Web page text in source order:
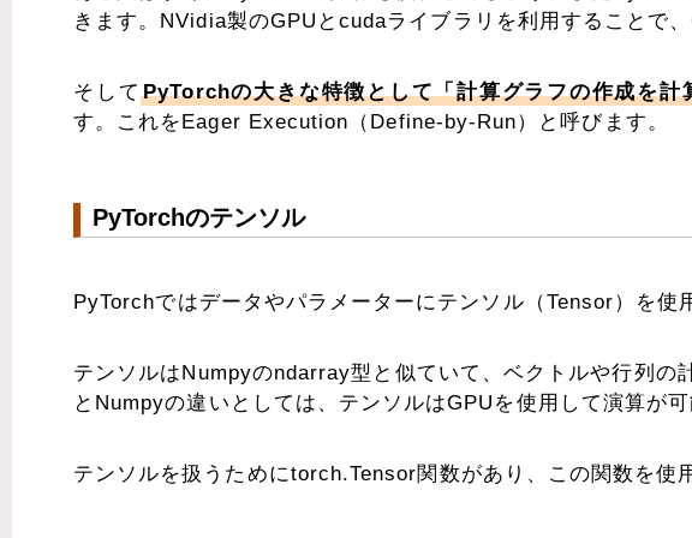
きます。NVidia製のGPUとcudaライブラリを利用することで
そしてPyTorchの大きな特徴として「計算グラフの作成を
す。これをEager Execution（Define-by-Run）と呼びます。
PyTorchのテンソル
PyTorchではデータやパラメーターにテンソル（Tensor）を使
テンソルはNumpyのndarray型と似ていて、ベクトルや行列の
とNumpyの違いとしては、テンソルはGPUを使用して演算が可
テンソルを扱うためにtorch.Tensor関数があり、この関数を使